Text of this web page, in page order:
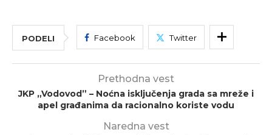
PODELI Facebook Twitter
Prethodna vest
JKP „Vodovod” – Noćna isključenja grada sa mreže i
apel građanima da racionalno koriste vodu
Naredna vest